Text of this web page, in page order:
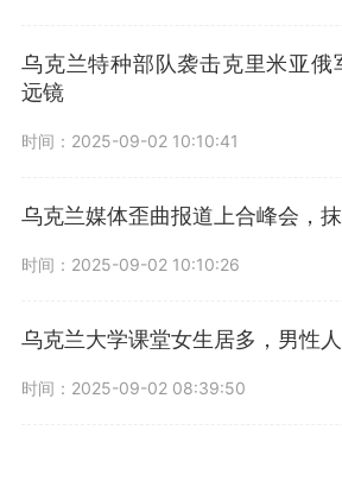
乌克兰特种部队袭击克里米亚俄
远镜
时间：2025-09-02 10:10:41
乌克兰媒体歪曲报道上合峰会，
时间：2025-09-02 10:10:26
乌克兰大学课堂女生居多，男性
时间：2025-09-02 08:39:50